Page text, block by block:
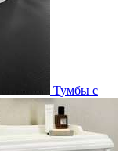
Тумбы с